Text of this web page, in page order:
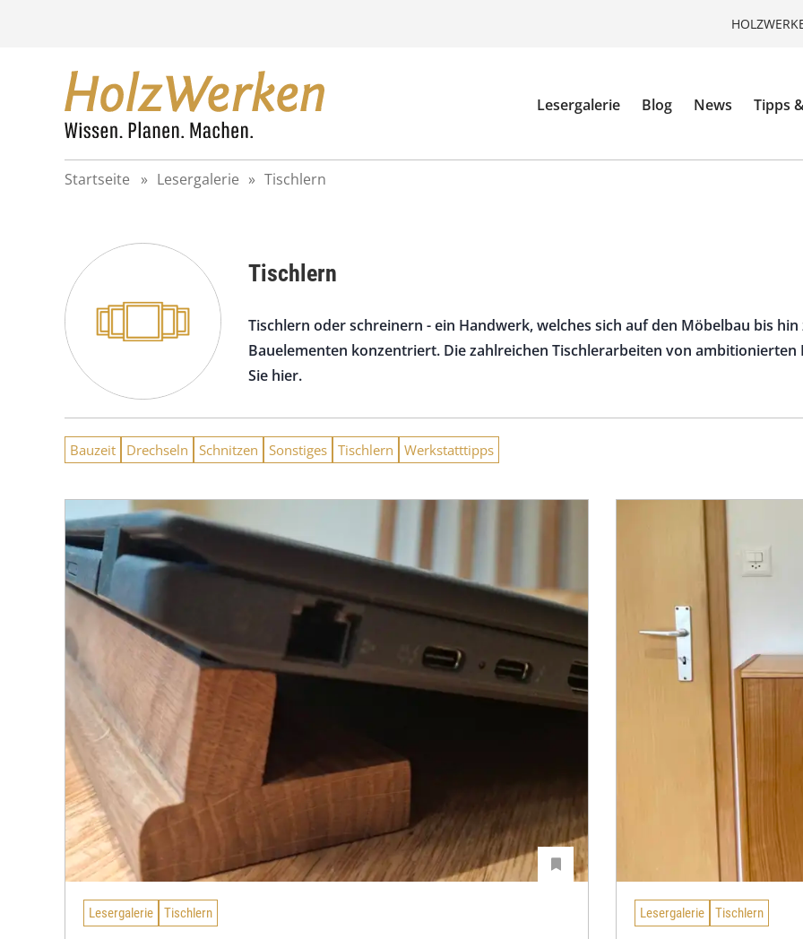
Lesergalerie Blog News Tipps
Startseite » Lesergalerie » Tischlern
Tischlern
Tischlern oder schreinern - ein Handwerk, welches sich auf den Möbelbau bis
Bauelementen konzentriert. Die zahlreichen Tischlerarbeiten von
Sie hier.
Bauzeit Drechseln Schnitzen Sonstiges Tischlern Werkstatttipps
Lesergalerie Tischlern Lesergalerie Tischlern